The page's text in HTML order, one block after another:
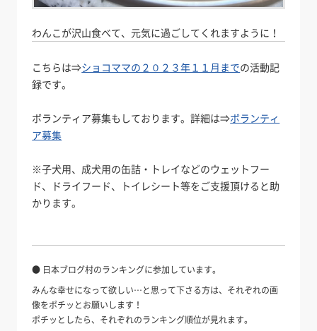
わんこが沢山食べて、元気に過ごしてくれますように！
こちらは⇒ショコママの２０２３年１１月までの活動記
録です。
ボランティア募集もしております。詳細は⇒ボランティ
ア募集
※子犬用、成犬用の缶詰・トレイなどのウェットフー
ド、ドライフード、トイレシート等をご支援頂けると助
かります。
● 日本ブログ村のランキングに参加しています。
みんな幸せになって欲しい…と思って下さる方は、それぞれの画
像をポチッとお願いします！
ポチッとしたら、それぞれのランキング順位が見れます。